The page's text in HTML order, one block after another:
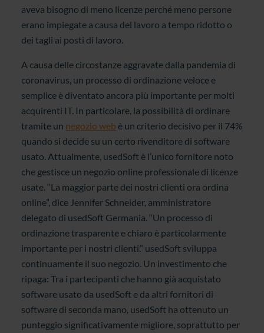
aveva bisogno di meno licenze perché meno persone
erano impiegate a causa del lavoro a tempo ridotto o
dei tagli ai posti di lavoro.
A causa delle circostanze aggravate dalla pandemia di
coronavirus, un processo di ordinazione veloce e
semplice è diventato ancora più importante per molti
acquirenti IT. In particolare, la possibilità di ordinare
tramite un negozio web è un criterio decisivo per il 74%
quando si decide su un certo rivenditore di software
usato. Attualmente, usedSoft è l’unico fornitore noto
che gestisce un negozio online professionale di licenze
usate. “La maggior parte dei nostri clienti ora ordina
online”, dice Jennifer Schneider, amministratore
delegato di usedSoft Germania. “Un processo di
ordinazione trasparente e chiaro è particolarmente
importante per i nostri clienti.” usedSoft sviluppa
continuamente il suo negozio. Un investimento che
ripaga: Tra i partecipanti che hanno già acquistato
software usato da usedSoft e da altri fornitori di
software di seconda mano, usedSoft ha ottenuto un
punteggio significativamente migliore, soprattutto per